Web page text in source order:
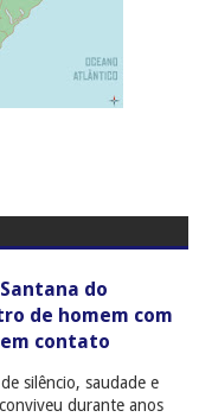
do
de homem com
contato
silêncio, saudade e
durante anos